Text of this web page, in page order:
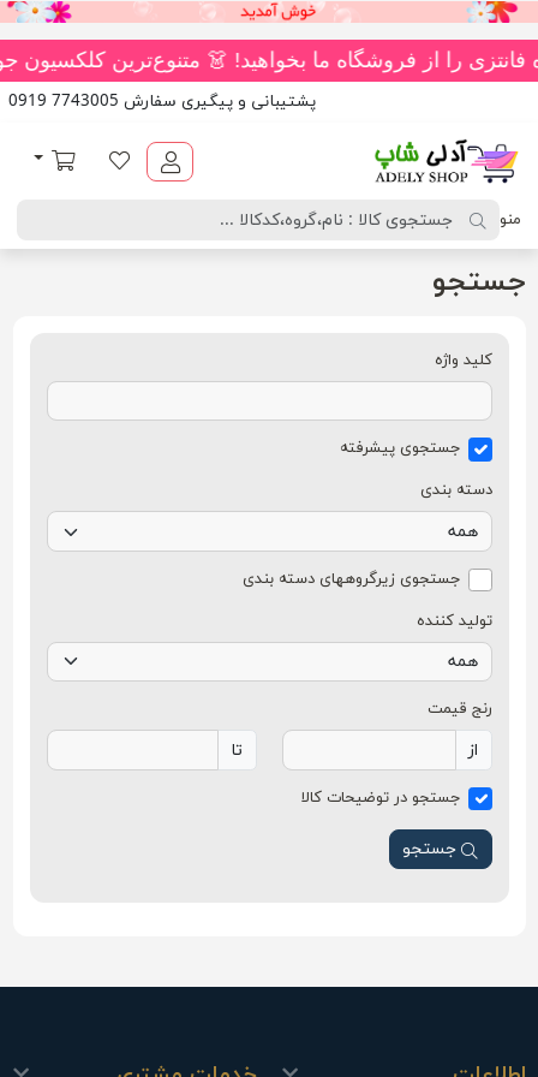
پشتیبانی و پیگیری سفارش 7743005 0919
لیست مورد علاقه
سبد خرید
منو
جستجو
کلید واژه
جستجوی پیشرفته
دسته بندی
جستجوی زیرگروه‎های دسته بندی
تولید کننده
رنج قیمت
از تا
جستجو در توضیحات کالا
جستجو